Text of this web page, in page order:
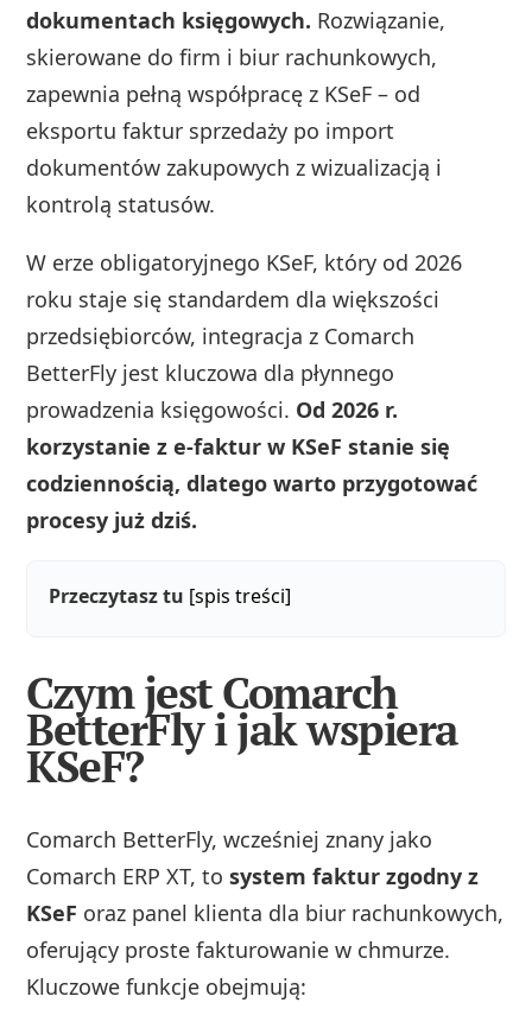
dokumentach księgowych. Rozwiązanie,
skierowane do firm i biur rachunkowych,
zapewnia pełną współpracę z KSeF – od
eksportu faktur sprzedaży po import
dokumentów zakupowych z wizualizacją i
kontrolą statusów.
W erze obligatoryjnego KSeF, który od 2026
roku staje się standardem dla większości
przedsiębiorców, integracja z Comarch
BetterFly jest kluczowa dla płynnego
prowadzenia księgowości. Od 2026 r.
korzystanie z e-faktur w KSeF stanie się
codziennością, dlatego warto przygotować
procesy już dziś.
Przeczytasz tu [spis treści]
Czym jest Comarch
BetterFly i jak wspiera
KSeF?
Comarch BetterFly, wcześniej znany jako
Comarch ERP XT, tosystem faktur zgodny z
KSeF oraz panel klienta dla biur rachunkowych,
oferujący proste fakturowanie w chmurze.
Kluczowe funkcje obejmują: